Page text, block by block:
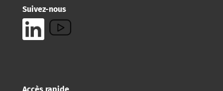
Suivez-nous
Accès rapide